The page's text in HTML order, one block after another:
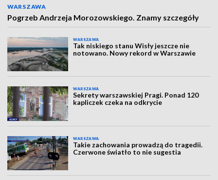
WARSZAWA
Pogrzeb Andrzeja Morozowskiego. Znamy szczegóły
WARSZAWA
Tak niskiego stanu Wisły jeszcze nie
notowano. Nowy rekord w Warszawie
WARSZAWA
Sekrety warszawskiej Pragi. Ponad 120
kapliczek czeka na odkrycie
WARSZAWA
Takie zachowania prowadzą do tragedii.
Czerwone światło to nie sugestia